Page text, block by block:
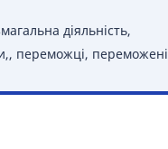
діяльність,
переможці, переможені